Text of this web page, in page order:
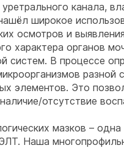
канала,
широкое
осмотров и
характера органов
систем. В процессе
разной
элементов. Это
отсутствие
мазков –
Наша